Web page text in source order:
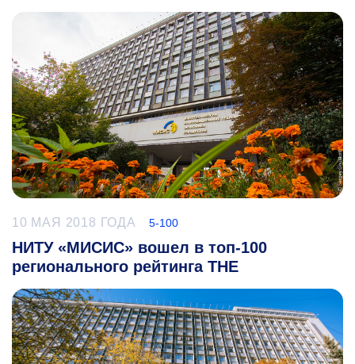
10 МАЯ 2018 ГОДА 5-100
НИТУ «МИСИС» вошел в топ-100
регионального рейтинга THE